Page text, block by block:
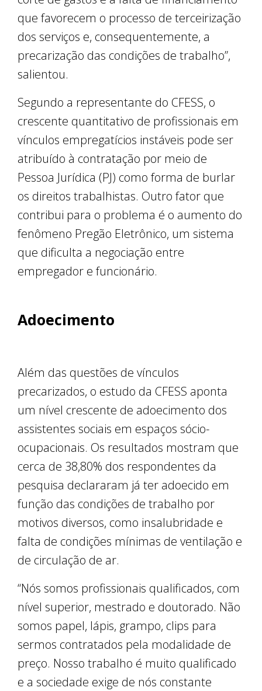
que favorecem o processo de terceirização
dos serviços e, consequentemente, a
precarização das condições de trabalho”,
salientou.
Segundo a representante do CFESS, o
crescente quantitativo de profissionais em
vínculos empregatícios instáveis pode ser
atribuído à contratação por meio de
Pessoa Jurídica (PJ) como forma de burlar
os direitos trabalhistas. Outro fator que
contribui para o problema é o aumento do
fenômeno Pregão Eletrônico, um sistema
que dificulta a negociação entre
empregador e funcionário.
Adoecimento
Além das questões de vínculos
precarizados, o estudo da CFESS aponta
um nível crescente de adoecimento dos
assistentes sociais em espaços sócio-
ocupacionais. Os resultados mostram que
cerca de 38,80% dos respondentes da
pesquisa declararam já ter adoecido em
função das condições de trabalho por
motivos diversos, como insalubridade e
falta de condições mínimas de ventilação e
de circulação de ar.
“Nós somos profissionais qualificados, com
nível superior, mestrado e doutorado. Não
somos papel, lápis, grampo, clips para
sermos contratados pela modalidade de
preço. Nosso trabalho é muito qualificado
e a sociedade exige de nós constante